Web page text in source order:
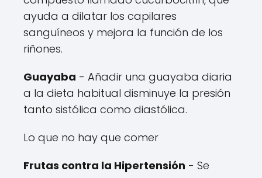
ayuda a dilatar los capilares
sanguíneos y mejora la función de los
riñones.
Guayaba - Añadir una guayaba diaria
a la dieta habitual disminuye la presión
tanto sistólica como diastólica.
Lo que no hay que comer
Frutas contra la Hipertensión - Se